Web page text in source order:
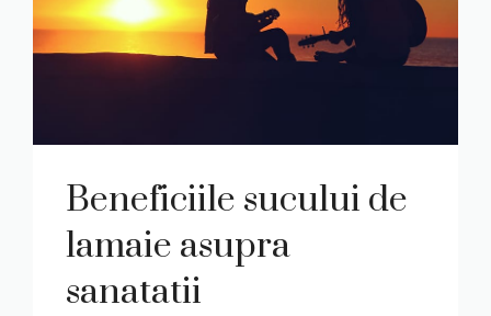
Beneficiile sucului de
lamaie asupra
sanatatii